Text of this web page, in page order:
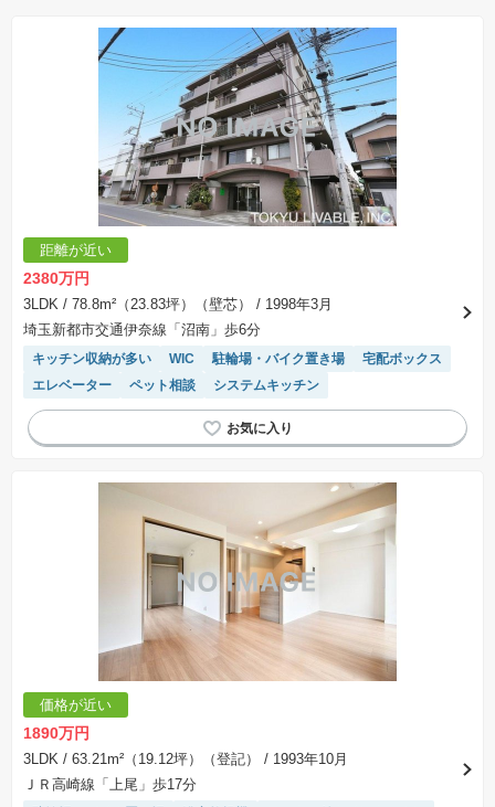
※建築条件土地の情報内に掲載されている、建物プラン例は、土地購入者の設計プランの参考
の一例であって、プランの採用可否は任意です。
※土地（建築条件なし）で「建物プラン例」が表記してある時、そのプラン例は特定の建築請
負会社によるもので、当該建築請負会社以外で建てた場合、同様のものが同価格で建てられる
とは限りません。また建築請負会社を特定するものではありません。
※建築条件付き土地とは、その土地に建築する建物の建築請負契約が、一定期間内に成立する
ことを条件として売買される土地のことをいいます。建築請負契約成立に向けて設計プランを
協議するため、土地購入者が自己の希望する建物の設計協議をするために必要な相当の期間の
交渉期間が設定され、その期間内で希望を満たすプランが実現できたかどうかにより結論を出
します。なお、この期間は概ね3ヶ月程度とされています。納得のいくプランが出来ず、建築請
負契約が成立しない場合、土地売買契約は白紙に戻り、土地契約にかかった代金（土地代金、
手付金など）は名目のいかんに関わらず、全て返却されます。
※課税対象物件の「価格」や「費用等」は消費税込みの「総額表示」で統一しています。
※「本体価格」とは、課税対象物件においては「消費税を除いた建物価格」と「土地価格」の
合計額を指します。
表示されておりません。
※取引にかかる費用：物件の契約手続き、決済、引き渡し時にかかる費用を表示しています。
不動産会社によって表記有無が異なるため、ご自身で十分な確認をしていただくようにお願い
いたします。
場合があります。
距離が近い
2380万円
3LDK / 78.8m²（23.83坪）（壁芯）
/ 1998年3月
埼玉新都市交通伊奈線「沼南」歩6分
キッチン収納が多い WIC 駐輪場・バイク置き場
宅配ボックス
エレベーター
ペット相談 システムキッチン
価格が近い
1890万円
3LDK / 63.21m²（19.12坪）（登記）
/ 1993年10月
ＪＲ高崎線「上尾」歩17分